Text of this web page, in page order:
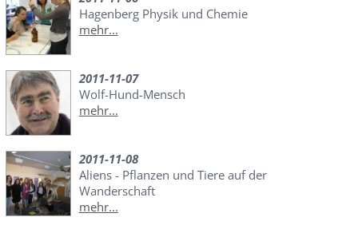
Hagenberg Physik und Chemie
mehr...
2011-11-07
Wolf-Hund-Mensch
mehr...
2011-11-08
Aliens - Pflanzen und Tiere auf der
Wanderschaft
mehr...